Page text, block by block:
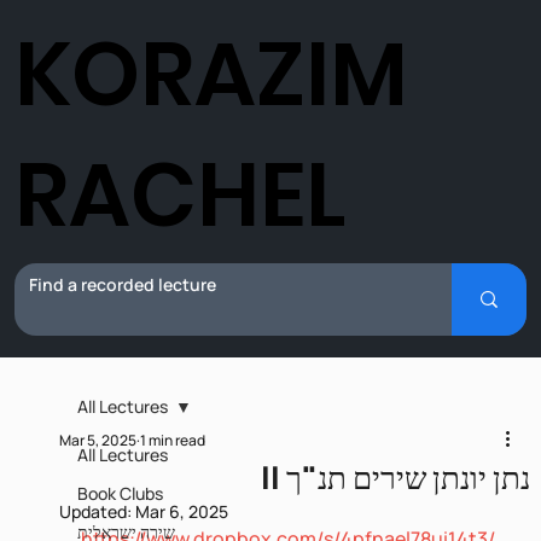
All Lectures
Book Clubs
שירה ישראלית
All Lectures
נתן יונתן שירים תנ"ך II
Mar 5, 20251 min read
Updated: Mar 6, 2025
KORAZIM
RACHEL